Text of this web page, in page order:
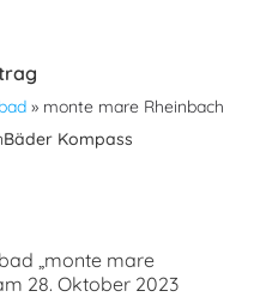
» monte mare Rheinbach
Bäder Kompass
„monte mare
28. Oktober 2023